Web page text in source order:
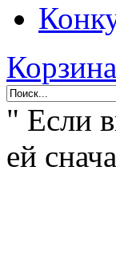
" Если
ей